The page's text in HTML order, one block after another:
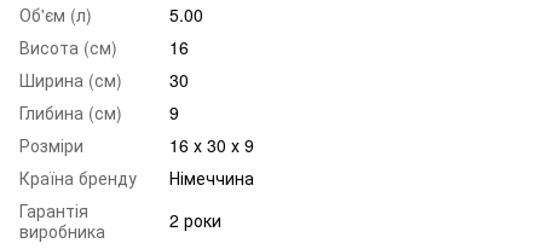
Об'єм (л)
5.00
Висота (см)
16
Ширина (см)
30
Глибина (см)
9
Розміри
16 х 30 х 9
Країна бренду
Німеччина
Гарантія
виробника
2 роки